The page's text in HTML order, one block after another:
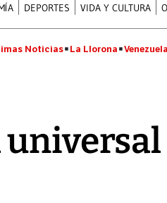
DEPORTES VIDA Y CULTURA
Noticias La Llorona Venezuela